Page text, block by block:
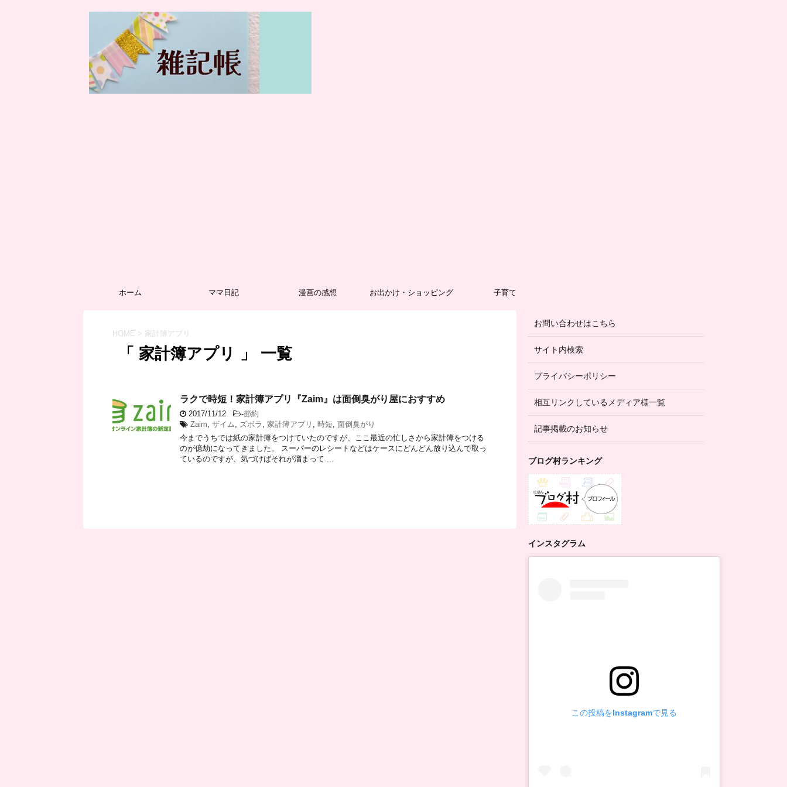
ホーム ママ日記 漫画の感想 お出かけ・ショッピング 子育て
HOME > 家計簿アプリ
「 家計簿アプリ 」 一覧
ラクで時短！家計簿アプリ『Zaim』は面倒臭がり屋におすすめ
2017/11/12 -節約
Zaim ザイム ズボラ 家計簿アプリ 時短 面倒臭がり
今までうちでは紙の家計簿をつけていたのですが、ここ最近の忙しさから家計簿をつける
のが億劫になってきました。 スーパーのレシートなどはケースにどんどん放り込んで取っ
ているのですが、気づけばそれが溜まって ...
お問い合わせはこちら
サイト内検索
プライバシーポリシー
相互リンクしているメディア様一覧
記事掲載のお知らせ
ブログ村ランキング
インスタグラム
この投稿をInstagramで見る